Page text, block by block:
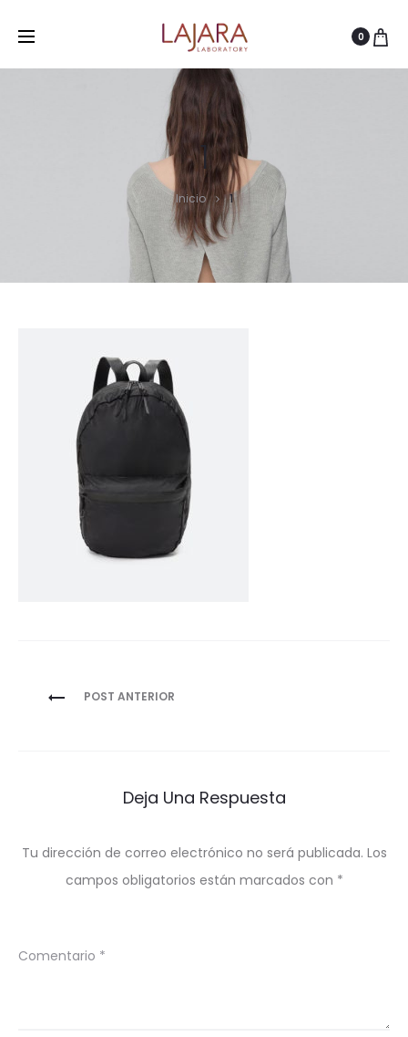
0
1
Inicio 1
Navegación
POST ANTERIOR
Deja Una Respuesta
Tu dirección de correo electrónico no será publicada. Los
campos obligatorios están marcados con *
Comentario *